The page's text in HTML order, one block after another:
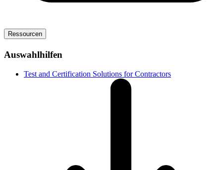
Ressourcen
Auswahlhilfen
Test and Certification Solutions for Contractors